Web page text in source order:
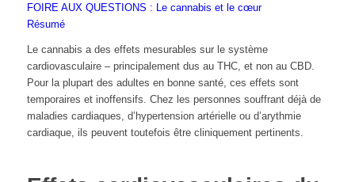
FOIRE AUX QUESTIONS : Le cannabis et le cœur
Résumé
Le cannabis a des effets mesurables sur le système
cardiovasculaire – principalement dus au THC, et non au CBD.
Pour la plupart des adultes en bonne santé, ces effets sont
temporaires et inoffensifs. Chez les personnes souffrant déjà de
maladies cardiaques, d’hypertension artérielle ou d’arythmie
cardiaque, ils peuvent toutefois être cliniquement pertinents.